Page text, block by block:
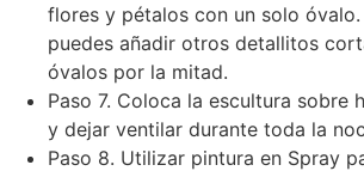
flores y pétalos con un solo óvalo.
puedes añadir otros detallitos
óvalos por la mitad.
Paso 7. Coloca la escultura sobre
y dejar ventilar durante toda la
Paso 8. Utilizar pintura en Spray